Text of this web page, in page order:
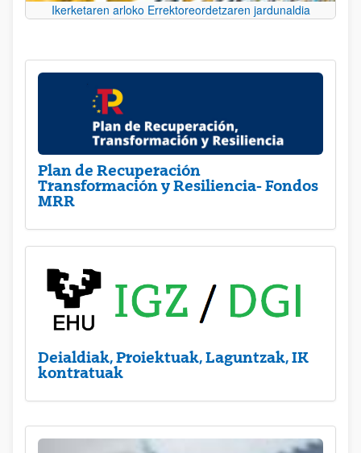
Ikerketaren arloko Errektoreordetzaren jardunaldia
Plan de Recuperación
Transformación y Resiliencia- Fondos
MRR
Deialdiak, Proiektuak, Laguntzak, IK
kontratuak